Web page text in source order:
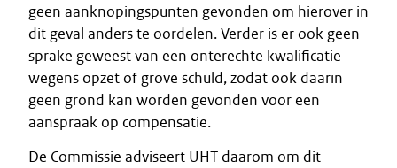
geen aanknopingspunten gevonden om hierover in
dit geval anders te oordelen. Verder is er ook geen
sprake geweest van een onterechte kwalificatie
wegens opzet of grove schuld, zodat ook daarin
geen grond kan worden gevonden voor een
aanspraak op compensatie.
De Commissie adviseert UHT daarom om dit